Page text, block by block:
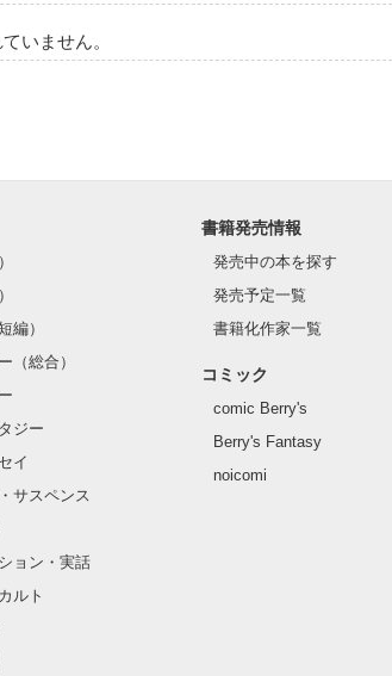
いません。
編）
（総合）
ジー
イ
サスペンス
ョン・実話
ルト
書籍発売情報
発売中の本を探す
発売予定一覧
書籍化作家一覧
コミック
comic Berry's
Berry's Fantasy
noicomi